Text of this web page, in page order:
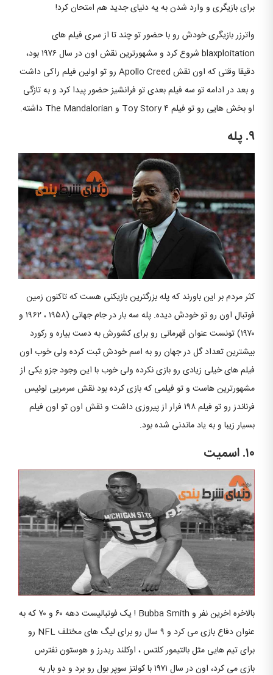
برای بازیگری و وارد شدن به یه دنیای جدید هم امتحان کرد!
واترزر بازیگری خودش رو با حضور تو چند تا از سری فیلم های
blaxploitation شروع کرد و مشهورترین نقش اون در سال ۱۹۷۶ بود،
دقیقا وقتی که اون نقش Apollo Creed رو تو اولین فیلم راکی داشت
و بعد در ادامه تو سه فیلم بعدی تو فرانشیز حضور پیدا کرد و به تازگی
او بخش هایی رو تو فیلم Toy Story ۴ و The Mandalorian داشته.
۹. پله
کثر مردم بر این باورند که پله بزرگترین بازیکنی هست که تاکنون زمین
فوتبال اون رو تو خودش دیده. پله سه بار در جام جهانی (۱۹۵۸ ، ۱۹۶۲ و
۱۹۷۰) تونست عنوان قهرمانی رو برای کشورش به دست بیاره و رکورد
بیشترین تعداد گل در جهان رو به اسم خودش ثبت کرده ولی خوب اون
فیلم های خیلی زیادی رو بازی نکرده ولی خوب با این وجود جزو یکی از
مشهورترین هاست و تو فیلمی که بازی کرده بود نقش سرمربی لوئیس
فرناندز رو تو فیلم ۱۹۸ فرار از پیروزی داشت و نقش اون تو اون فیلم
بسیار زیبا و به یاد ماندنی شده بود.
۱۰. اسمیت
بالاخره اخرین نفر و Bubba Smith ! یک فوتبالیست دهه ۶۰ و ۷۰ که به
عنوان دفاع بازی می کرد و ۹ سال رو برای لیگ های مختلف NFL رو
برای تیم هایی مثل بالتیمور کلتس ، اوکلند ریدرز و هوستون نفترس
بازی می کرد، اون در سال ۱۹۷۱ با کولتز سوپر بول رو برد و دو بار به